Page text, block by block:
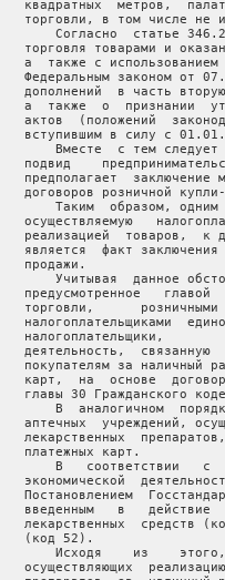
квадратных  метров,
торговли, в том числе не
Согласно  статье
торговля товарами и
а  также с
Федеральным законом от
дополнений  в часть
а  также  о  признании
актов  (положений
вступившим в силу с
Вместе  с тем
подвид
предполагает  заключение
договоров розничной
Таким  образом,
осуществляемую
реализацией  товаров,  к
является  факт
   продажи.
Учитывая  данное
предусмотренное   главой
торговли,
налогоплательщиками
налогоплательщики,
деятельность,  связанную
покупателям за наличный
карт,  на  основе
главы 30 Гражданского
В  аналогичном
аптечных  учреждений,
лекарственных
   платежных карт.
В   соответствии   с
экономической
Постановлением
введенным   в   действие
лекарственных  средств
   (код 52).
Исходя    из
осуществляющих